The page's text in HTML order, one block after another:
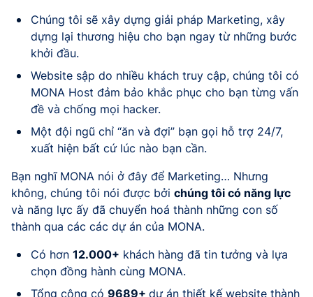
Chúng tôi sẽ xây dựng giải pháp Marketing, xây
dựng lại thương hiệu cho bạn ngay từ những bước
khởi đầu.
Website sập do nhiều khách truy cập, chúng tôi có
MONA Host đảm bảo khắc phục cho bạn từng vấn
đề và chống mọi hacker.
Một đội ngũ chỉ “ăn và đợi” bạn gọi hỗ trợ 24/7,
xuất hiện bất cứ lúc nào bạn cần.
Bạn nghĩ MONA nói ở đây để Marketing… Nhưng
không, chúng tôi nói được bởi chúng tôi có năng lực
và năng lực ấy đã chuyển hoá thành những con số
thành qua các các dự án của MONA.
Có hơn 12.000+ khách hàng đã tin tưởng và lựa
chọn đồng hành cùng MONA.
Tổng cộng có 9689+ dự án thiết kế website thành